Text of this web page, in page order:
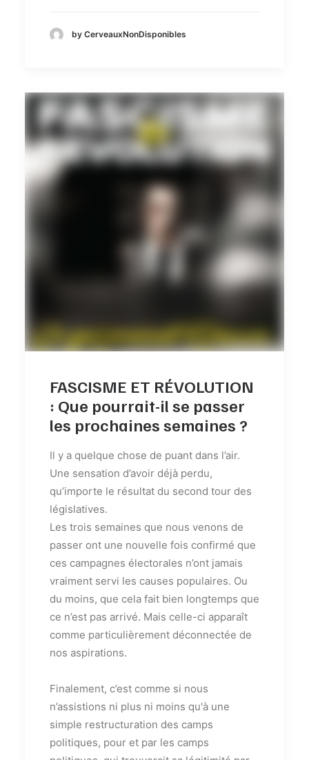
by CerveauxNonDisponibles
FASCISME ET RÉVOLUTION
: Que pourrait-il se passer
les prochaines semaines ?
Il y a quelque chose de puant dans l’air.
Une sensation d’avoir déjà perdu,
qu’importe le résultat du second tour des
législatives.
Les trois semaines que nous venons de
passer ont une nouvelle fois confirmé que
ces campagnes électorales n’ont jamais
vraiment servi les causes populaires. Ou
du moins, que cela fait bien longtemps que
ce n’est pas arrivé. Mais celle-ci apparaît
comme particulièrement déconnectée de
nos aspirations.
Finalement, c’est comme si nous
n’assistions ni plus ni moins qu'à une
simple restructuration des camps
politiques, pour et par les camps